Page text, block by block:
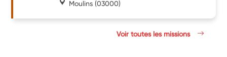
Moulins (03000)
Voir toutes les missions